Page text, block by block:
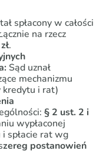
spłacony w całości
na rzecz
.
Sąd uznał
mechanizmu
kredytu i rat)
§ 2 ust. 2 i
wypłaconej
spłacie rat wg
zereg postanowień